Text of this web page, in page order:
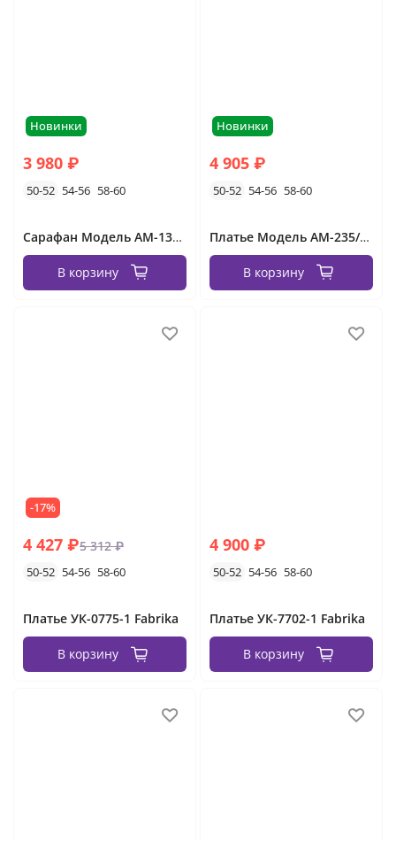
Новинки
3 980 ₽
50-52 54-56 58-60
Сарафан Модель АМ-134-1
В корзину
Новинки
4 905 ₽
50-52 54-56 58-60
Платье Модель АМ-235/8-3
В корзину
-17%
4 427 ₽5 312 ₽
50-52 54-56 58-60
Платье УК-0775-1 Fabrika
В корзину
4 900 ₽
50-52 54-56 58-60
Платье УК-7702-1 Fabrika
В корзину